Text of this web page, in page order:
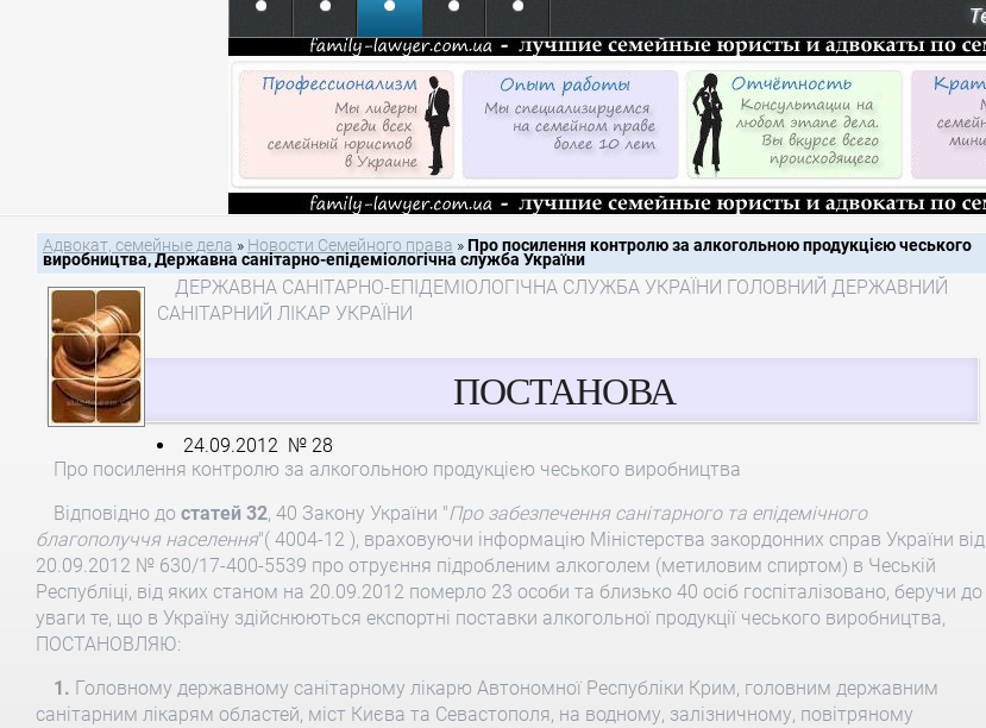
Адвокат, семейные дела » Новости Семейного права » Про посилення контролю за алкогольною продукцією чеського
виробництва, Державна санітарно-епідеміологічна служба України
ДЕРЖАВНА САНІТАРНО-ЕПІДЕМІОЛОГІЧНА СЛУЖБА УКРАЇНИ ГОЛОВНИЙ ДЕРЖАВНИЙ
САНІТАРНИЙ ЛІКАР УКРАЇНИ
ПОСТАНОВА
24.09.2012 № 28
Про посилення контролю за алкогольною продукцією чеського виробництва
Відповідно до статей 32, 40 Закону України "Про забезпечення санітарного та епідемічного
благополуччя населення"( 4004-12 ), враховуючи інформацію Міністерства закордонних справ України від
20.09.2012 № 630/17-400-5539 про отруєння підробленим алкоголем (метиловим спиртом) в Чеській
Республіці, від яких станом на 20.09.2012 померло 23 особи та близько 40 осіб госпіталізовано, беручи до
уваги те, що в Україну здійснюються експортні поставки алкогольної продукції чеського виробництва,
ПОСТАНОВЛЯЮ:
1. Головному державному санітарному лікарю Автономної Республіки Крим, головним державним
санітарним лікарям областей, міст Києва та Севастополя, на водному, залізничному, повітряному